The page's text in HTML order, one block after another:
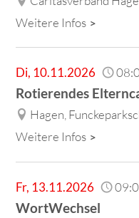
Weitere Infos
Di, 10.11.2026
Rotierendes
Hagen,
Weitere Infos
Fr, 13.11.2026
WortWechsel